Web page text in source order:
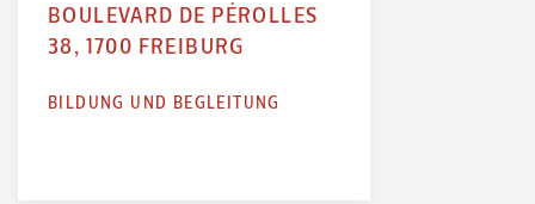
BOULEVARD DE PÉROLLES
38, 1700 FREIBURG
BILDUNG UND BEGLEITUNG